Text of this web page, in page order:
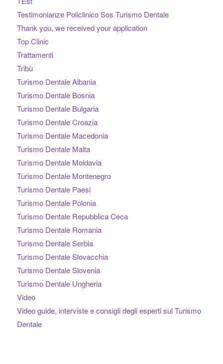
Testimonianze Policlinico Sos Turismo Dentale
Thank you, we received your application
Top Clinic
Trattamenti
Tribù
Turismo Dentale Albania
Turismo Dentale Bosnia
Turismo Dentale Bulgaria
Turismo Dentale Croazia
Turismo Dentale Macedonia
Turismo Dentale Malta
Turismo Dentale Moldavia
Turismo Dentale Montenegro
Turismo Dentale Paesi
Turismo Dentale Polonia
Turismo Dentale Repubblica Ceca
Turismo Dentale Romania
Turismo Dentale Serbia
Turismo Dentale Slovacchia
Turismo Dentale Slovenia
Turismo Dentale Ungheria
Video
Video guide, interviste e consigli degli esperti sul Turismo
Dentale